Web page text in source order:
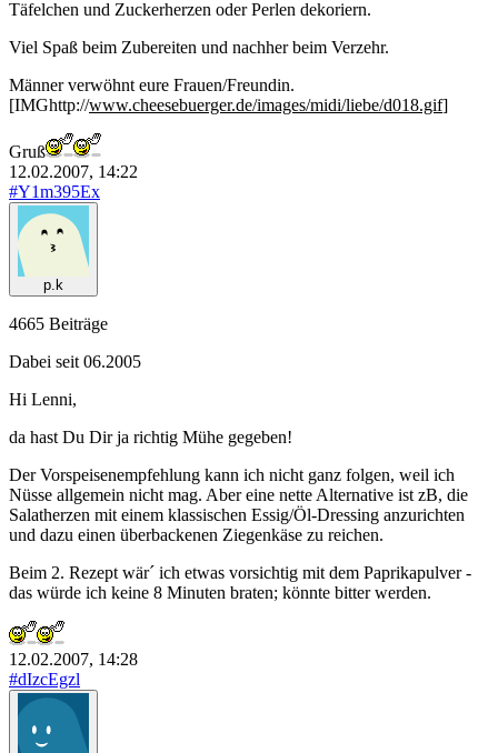
Täfelchen und Zuckerherzen oder Perlen dekoriern.
Viel Spaß beim Zubereiten und nachher beim Verzehr.
Männer verwöhnt eure Frauen/Freundin.
[IMGhttp://www.cheesebuerger.de/images/midi/liebe/d018.gif]
Gruß
12.02.2007, 14:22
#Y1m395Ex
p.k
4665 Beiträge
Dabei seit 06.2005
Hi Lenni,
da hast Du Dir ja richtig Mühe gegeben!
Der Vorspeisenempfehlung kann ich nicht ganz folgen, weil ich
Nüsse allgemein nicht mag. Aber eine nette Alternative ist zB, die
Salatherzen mit einem klassischen Essig/Öl-Dressing anzurichten
und dazu einen überbackenen Ziegenkäse zu reichen.
Beim 2. Rezept wär´ ich etwas vorsichtig mit dem Paprikapulver -
das würde ich keine 8 Minuten braten; könnte bitter werden.
12.02.2007, 14:28
#dIzcEgzl